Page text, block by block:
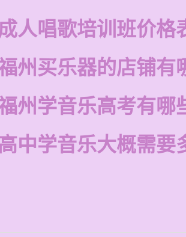
人唱歌培训班价格
州买乐器的店铺有
州学音乐高考有哪
中学音乐大概需要